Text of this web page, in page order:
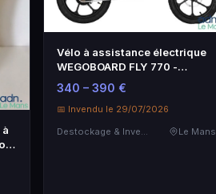
Vélo à assistance électrique
WEGOBOARD FLY 770 -
Autonomie 35 km
340 – 390 €
📅 Invendu le 29/07/2026
Destockage & Invendus
Le Mans